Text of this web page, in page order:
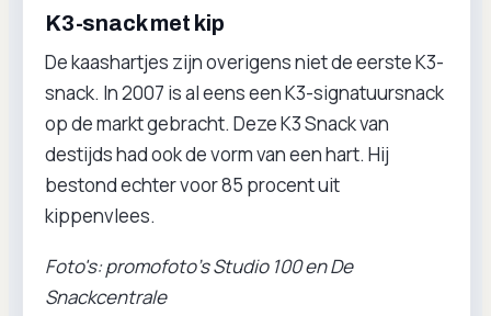
K3-snack met kip
De kaashartjes zijn overigens niet de eerste K3-
snack. In 2007 is al eens een K3-signatuursnack
op de markt gebracht. Deze K3 Snack van
destijds had ook de vorm van een hart. Hij
bestond echter voor 85 procent uit
kippenvlees.
Foto's: promofoto's Studio 100 en De
Snackcentrale